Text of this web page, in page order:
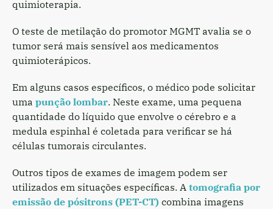
quimioterapia.
O teste de metilação do promotor MGMT avalia se o
tumor será mais sensível aos medicamentos
quimioterápicos.
Em alguns casos específicos, o médico pode solicitar
uma punção lombar. Neste exame, uma pequena
quantidade do líquido que envolve o cérebro e a
medula espinhal é coletada para verificar se há
células tumorais circulantes.
Outros tipos de exames de imagem podem ser
utilizados em situações específicas. A tomografia por
emissão de pósitrons (PET-CT) combina imagens